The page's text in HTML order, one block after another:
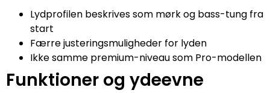
Lydprofilen beskrives som mørk og bass-tung fra
start
Færre justeringsmuligheder for lyden
Ikke samme premium-niveau som Pro-modellen
Funktioner og ydeevne